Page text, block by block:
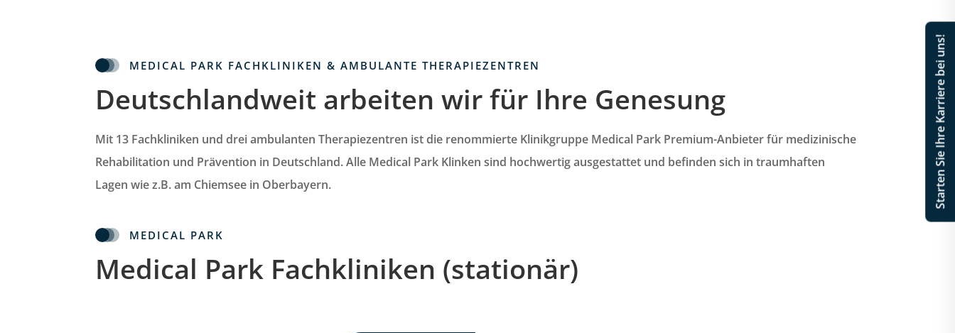
MEDICAL PARK FACHKLINIKEN & AMBULANTE THERAPIEZENTREN
Deutschlandweit arbeiten wir für Ihre Genesung
Mit 13 Fachkliniken und drei ambulanten Therapiezentren ist die renommierte Klinikgruppe Medical Park Premium-Anbieter für medizinische
Rehabilitation und Prävention in Deutschland. Alle Medical Park Klinken sind hochwertig ausgestattet und befinden sich in traumhaften
Lagen wie z.B. am Chiemsee in Oberbayern.
MEDICAL PARK
Medical Park Fachkliniken (stationär)
Starten Sie Ihre Karriere bei uns!